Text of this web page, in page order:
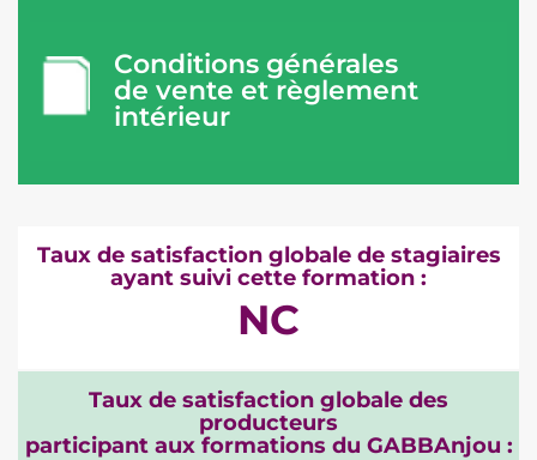
Conditions générales
de vente et règlement
intérieur
Taux de satisfaction globale de stagiaires
ayant suivi cette formation :
NC
Taux de satisfaction globale des
producteurs
participant aux formations du GABBAnjou :